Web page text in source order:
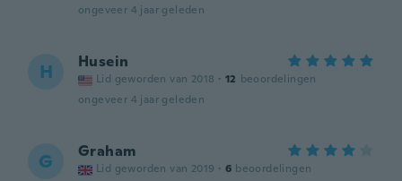
ongeveer 4 jaar geleden
H Husein
Lid geworden van 2018 · 12 beoordelingen
ongeveer 4 jaar geleden
G Graham
Lid geworden van 2019 · 6 beoordelingen